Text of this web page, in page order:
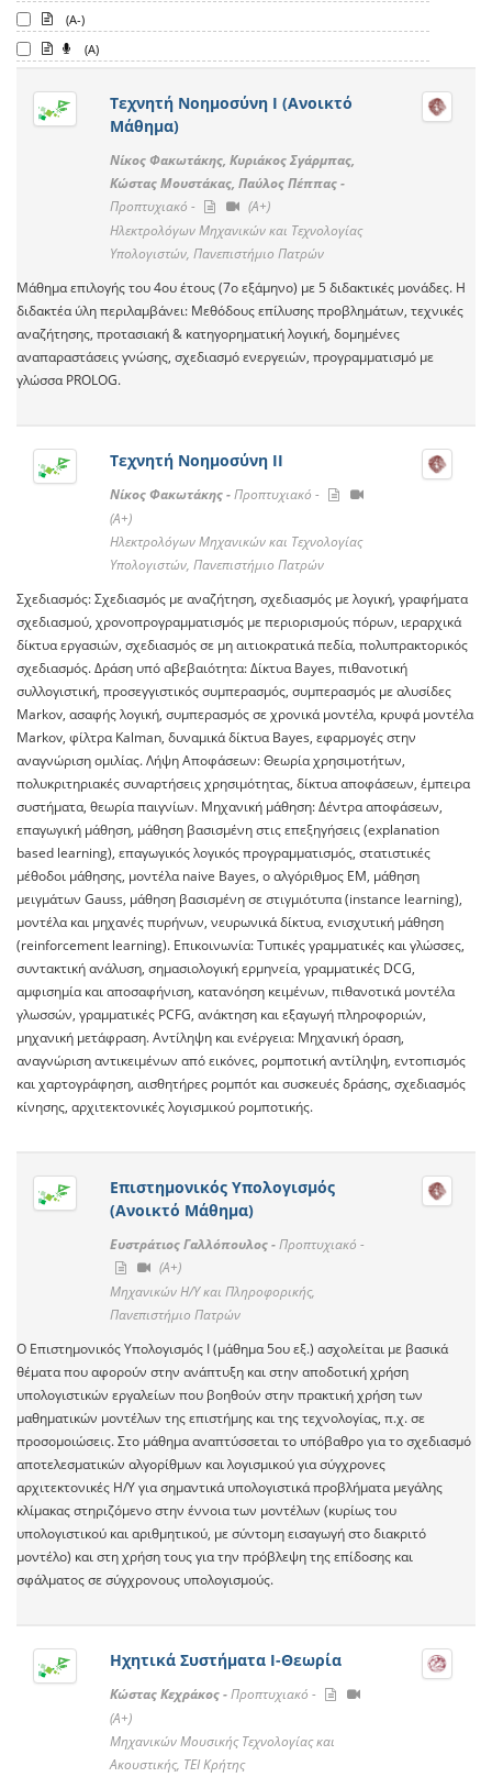
(A-)
(A)
Τεχνητή Νοημοσύνη Ι (Ανοικτό
Μάθημα)
Νίκος Φακωτάκης, Κυριάκος Σγάρμπας,
Κώστας Μουστάκας, Παύλος Πέππας -
Προπτυχιακό -
(A+)
Ηλεκτρολόγων Μηχανικών και Τεχνολογίας
Υπολογιστών, Πανεπιστήμιο Πατρών
Μάθημα επιλογής του 4ου έτους (7ο εξάμηνο) με 5 διδακτικές μονάδες. Η
διδακτέα ύλη περιλαμβάνει: Μεθόδους επίλυσης προβλημάτων, τεχνικές
αναζήτησης, προτασιακή & κατηγορηματική λογική, δομημένες
αναπαραστάσεις γνώσης, σχεδιασμό ενεργειών, προγραμματισμό με
γλώσσα PROLOG.
Τεχνητή Νοημοσύνη ΙΙ
Νίκος Φακωτάκης -Προπτυχιακό -
(A+)
Ηλεκτρολόγων Μηχανικών και Τεχνολογίας
Υπολογιστών, Πανεπιστήμιο Πατρών
Σχεδιασμός: Σχεδιασμός με αναζήτηση, σχεδιασμός με λογική, γραφήματα
σχεδιασμού, χρονοπρογραμματισμός με περιορισμούς πόρων, ιεραρχικά
δίκτυα εργασιών, σχεδιασμός σε μη αιτιοκρατικά πεδία, πολυπρακτορικός
σχεδιασμός. Δράση υπό αβεβαιότητα: Δίκτυα Bayes, πιθανοτική
συλλογιστική, προσεγγιστικός συμπερασμός, συμπερασμός με αλυσίδες
Markov, ασαφής λογική, συμπερασμός σε χρονικά μοντέλα, κρυφά μοντέλα
Markov, φίλτρα Kalman, δυναμικά δίκτυα Bayes, εφαρμογές στην
αναγνώριση ομιλίας. Λήψη Αποφάσεων: Θεωρία χρησιμοτήτων,
πολυκριτηριακές συναρτήσεις χρησιμότητας, δίκτυα αποφάσεων, έμπειρα
συστήματα, θεωρία παιγνίων. Μηχανική μάθηση: Δέντρα αποφάσεων,
επαγωγική μάθηση, μάθηση βασισμένη στις επεξηγήσεις (explanation
based learning), επαγωγικός λογικός προγραμματισμός, στατιστικές
μέθοδοι μάθησης, μοντέλα naive Bayes, ο αλγόριθμος EM, μάθηση
μειγμάτων Gauss, μάθηση βασισμένη σε στιγμιότυπα (instance learning),
μοντέλα και μηχανές πυρήνων, νευρωνικά δίκτυα, ενισχυτική μάθηση
(reinforcement learning). Επικοινωνία: Τυπικές γραμματικές και γλώσσες,
συντακτική ανάλυση, σημασιολογική ερμηνεία, γραμματικές DCG,
αμφισημία και αποσαφήνιση, κατανόηση κειμένων, πιθανοτικά μοντέλα
γλωσσών, γραμματικές PCFG, ανάκτηση και εξαγωγή πληροφοριών,
μηχανική μετάφραση. Αντίληψη και ενέργεια: Μηχανική όραση,
αναγνώριση αντικειμένων από εικόνες, ρομποτική αντίληψη, εντοπισμός
και χαρτογράφηση, αισθητήρες ρομπότ και συσκευές δράσης, σχεδιασμός
κίνησης, αρχιτεκτονικές λογισμικού ρομποτικής.
Επιστημονικός Υπολογισμός
(Ανοικτό Μάθημα)
Ευστράτιος Γαλλόπουλος -Προπτυχιακό -
(A+)
Μηχανικών Η/Υ και Πληροφορικής,
Πανεπιστήμιο Πατρών
Ο Επιστημονικός Υπολογισμός Ι (μάθημα 5ου εξ.) ασχολείται με βασικά
θέματα που αφορούν στην ανάπτυξη και στην αποδοτική χρήση
υπολογιστικών εργαλείων που βοηθούν στην πρακτική χρήση των
μαθηματικών μοντέλων της επιστήμης και της τεχνολογίας, π.χ. σε
προσομοιώσεις. Στο μάθημα αναπτύσσεται το υπόβαθρο για το σχεδιασμό
αποτελεσματικών αλγορίθμων και λογισμικού για σύγχρονες
αρχιτεκτονικές Η/Υ για σημαντικά υπολογιστικά προβλήματα μεγάλης
κλίμακας στηριζόμενο στην έννοια των μοντέλων (κυρίως του
υπολογιστικού και αριθμητικού, με σύντομη εισαγωγή στο διακριτό
μοντέλο) και στη χρήση τους για την πρόβλεψη της επίδοσης και
σφάλματος σε σύγχρονους υπολογισμούς.
Ηχητικά Συστήματα Ι-Θεωρία
Κώστας Κεχράκος -Προπτυχιακό -
(A+)
Μηχανικών Μουσικής Τεχνολογίας και
Ακουστικής, ΤΕΙ Κρήτης